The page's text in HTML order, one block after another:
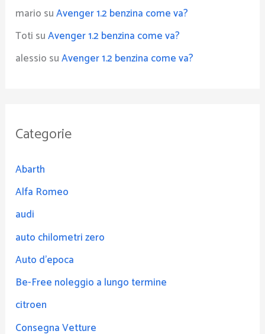
mario suAvenger 1.2 benzina come va?
Toti suAvenger 1.2 benzina come va?
alessio suAvenger 1.2 benzina come va?
Categorie
Abarth
Alfa Romeo
audi
auto chilometri zero
Auto d'epoca
Be-Free noleggio a lungo termine
citroen
Consegna Vetture